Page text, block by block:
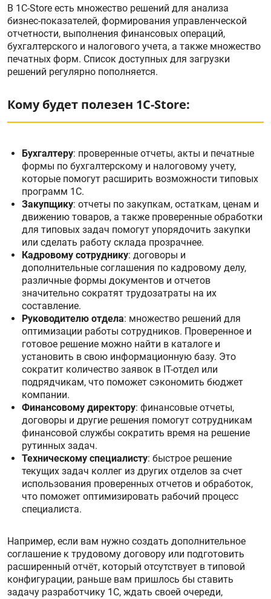
В 1С-Store есть множество решений для анализа
бизнес-показателей, формирования управленческой
отчетности, выполнения финансовых операций,
бухгалтерского и налогового учета, а также множество
печатных форм. Список доступных для загрузки
решений регулярно пополняется.
Кому будет полезен 1С-Store:
Бухгалтеру: проверенные отчеты, акты и печатные
формы по бухгалтерскому и налоговому учету,
которые помогут расширить возможности типовых
программ 1С.
Закупщику: отчеты по закупкам, остаткам, ценам и
движению товаров, а также проверенные обработки
для типовых задач помогут упорядочить закупки
или сделать работу склада прозрачнее.
Кадровому сотруднику: договоры и
дополнительные соглашения по кадровому делу,
различные формы документов и отчетов
значительно сократят трудозатраты на их
составление.
Руководителю отдела: множество решений для
оптимизации работы сотрудников. Проверенное и
готовое решение можно найти в каталоге и
установить в свою информационную базу. Это
сократит количество заявок в IT-отдел или
подрядчикам, что поможет сэкономить бюджет
компании.
Финансовому директору: финансовые отчеты,
договоры и другие решения помогут сотрудникам
финансовой службы сократить время на решение
рутинных задач.
Техническому специалисту: быстрое решение
текущих задач коллег из других отделов за счет
использования проверенных отчетов и обработок,
что поможет оптимизировать рабочий процесс
специалиста.
Например, если вам нужно создать дополнительное
соглашение к трудовому договору или подготовить
расширенный отчёт, который отсутствует в типовой
конфигурации, раньше вам пришлось бы ставить
задачу разработчику 1С, ждать своей очереди,